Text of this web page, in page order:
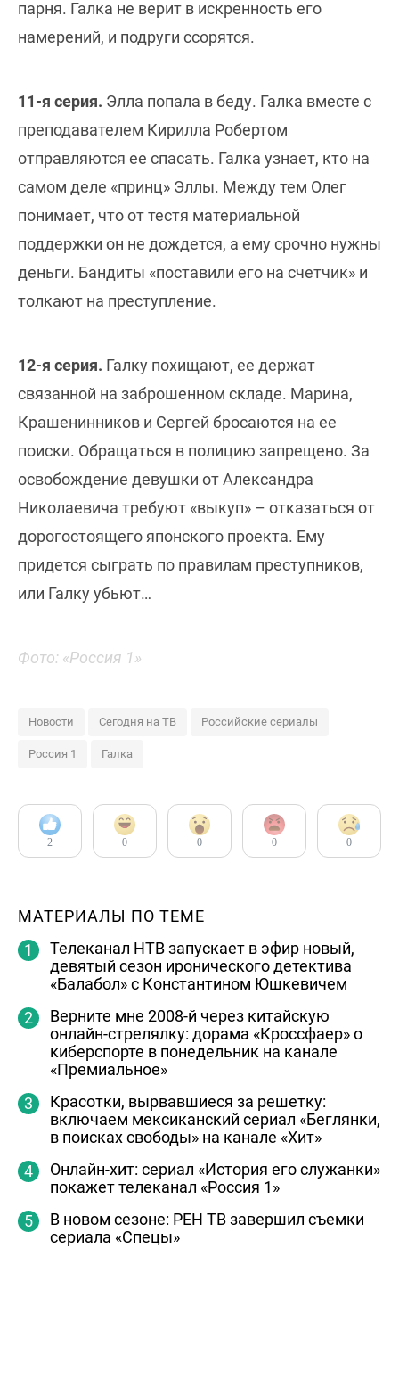
парня. Галка не верит в искренность его
намерений, и подруги ссорятся.
11-я серия. Элла попала в беду. Галка вместе с
преподавателем Кирилла Робертом
отправляются ее спасать. Галка узнает, кто на
самом деле «принц» Эллы. Между тем Олег
понимает, что от тестя материальной
поддержки он не дождется, а ему срочно нужны
деньги. Бандиты «поставили его на счетчик» и
толкают на преступление.
12-я серия. Галку похищают, ее держат
связанной на заброшенном складе. Марина,
Крашенинников и Сергей бросаются на ее
поиски. Обращаться в полицию запрещено. За
освобождение девушки от Александра
Николаевича требуют «выкуп» – отказаться от
дорогостоящего японского проекта. Ему
придется сыграть по правилам преступников,
или Галку убьют…
Фото: «Россия 1»
Новости Сегодня на ТВ Российские сериалы
Россия 1 Галка
2 0 0 0 0
МАТЕРИАЛЫ ПО ТЕМЕ
Телеканал НТВ запускает в эфир новый,
девятый сезон иронического детектива
«Балабол» с Константином Юшкевичем
Верните мне 2008-й через китайскую
онлайн-стрелялку: дорама «Кроссфаер» о
киберспорте в понедельник на канале
«Премиальное»
Красотки, вырвавшиеся за решетку:
включаем мексиканский сериал «Беглянки,
в поисках свободы» на канале «Хит»
Онлайн-хит: сериал «История его служанки»
покажет телеканал «Россия 1»
В новом сезоне: РЕН ТВ завершил съемки
сериала «Спецы»